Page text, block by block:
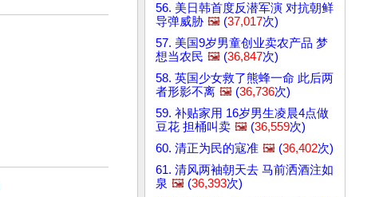
56. 美日韩首度反潜军演 对抗朝鲜
导弹威胁 🖼️ (37,017次)
57. 美国9岁男童创业卖农产品 梦
想当农民 🖼️ (36,847次)
58. 英国少女救了熊蜂一命 此后两
者形影不离 🖼️ (36,736次)
59. 补贴家用 16岁男生凌晨4点做
豆花 担桶叫卖 🖼️ (36,559次)
60. 清正为民的寇准 🖼️ (36,402次)
61. 清风两袖朝天去 马前洒酒注如
泉 🖼️ (36,393次)